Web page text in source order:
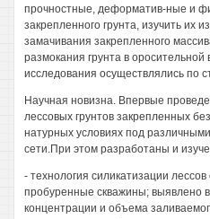
прочностные, деформатив-ные и
закрепленного грунта, изучить их
замачивания закрепленного
размокания грунта в
исследования осуществлялись по
Научная новизна. Впервые
лессовых грунтов закрепленных
натурных условиях под
сети.При этом разработаны и
- технология силикатизации
пробуренные скважины; выявлено
концентрации и объема